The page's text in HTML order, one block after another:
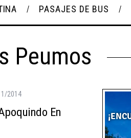
PASAJES DE BUS
Peumos
2014
En